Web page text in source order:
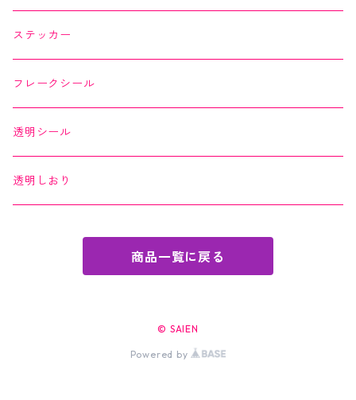
縁起どうぶつ懐紙
Okashi na Kaishi
ちぎり絵カード
よもやまペーパー
ちぎり絵カード
ステッカー
フレークシール
透明シール
透明しおり
商品一覧に戻る
© SAIEN
Powered by